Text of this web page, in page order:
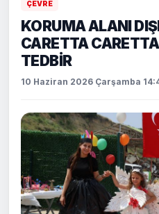
ÇEVRE
KORUMA ALANI
CARETTA
TEDBİR
10 Haziran 2026 Çarşamba